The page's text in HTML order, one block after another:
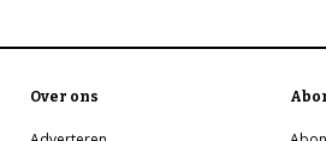
Over ons